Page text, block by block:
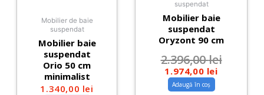
Mobilier de baie
suspendat
Mobilier baie
suspendat
Orio 50 cm
minimalist
1.340,00 lei
suspendat
Mobilier baie
suspendat
Oryzont 90 cm
2.396,00lei
1.974,00 lei
Adaugă în coș